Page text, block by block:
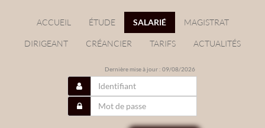
ACCUEIL ÉTUDE SALARIÉ MAGISTRAT
DIRIGEANT CRÉANCIER TARIFS ACTUALITÉS
Dernière mise à jour : 09/08/2026